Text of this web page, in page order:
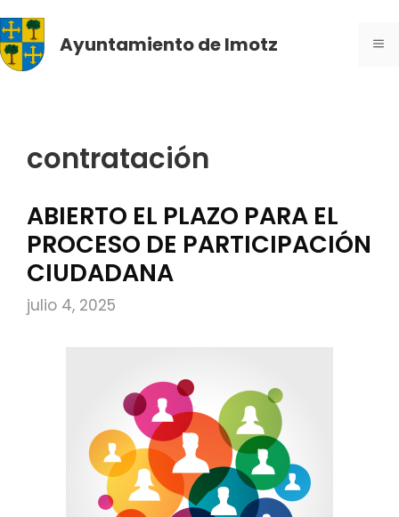
al
contenidoAyuntamiento de Imotz
contratación
ABIERTO EL PLAZO PARA EL
PROCESO DE PARTICIPACIÓN
CIUDADANA
julio 4, 2025